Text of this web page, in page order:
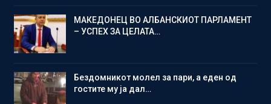
МАКЕДОНЕЦ ВО АЛБАНСКИОТ ПАРЛАМЕНТ
– УСПЕХ ЗА ЦЕЛАТА…
Бездомникот молел за пари, а еден од
гостите му ја дал…